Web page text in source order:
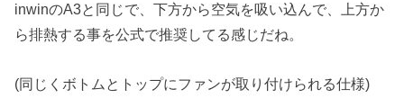
inwinのA3と同じで、下方から空気を吸い込んで、上方か
ら排熱する事を公式で推奨してる感じだね。
(同じくボトムとトップにファンが取り付けられる仕様)